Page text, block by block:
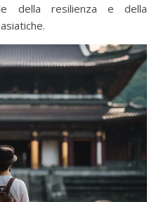
della resilienza e della